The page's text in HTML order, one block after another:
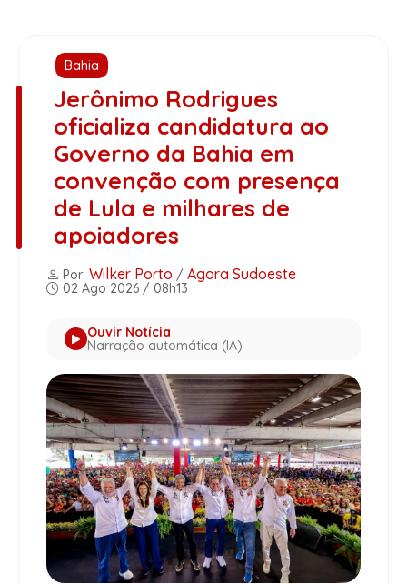
Bahia
Jerônimo Rodrigues
oficializa candidatura ao
Governo da Bahia em
convenção com presença
de Lula e milhares de
apoiadores
Por: Wilker Porto / Agora Sudoeste
02 Ago 2026 / 08h13
Ouvir Notícia
Narração automática (IA)